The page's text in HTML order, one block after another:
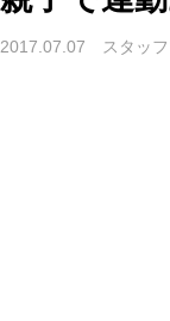
2017.07.07 スタッ